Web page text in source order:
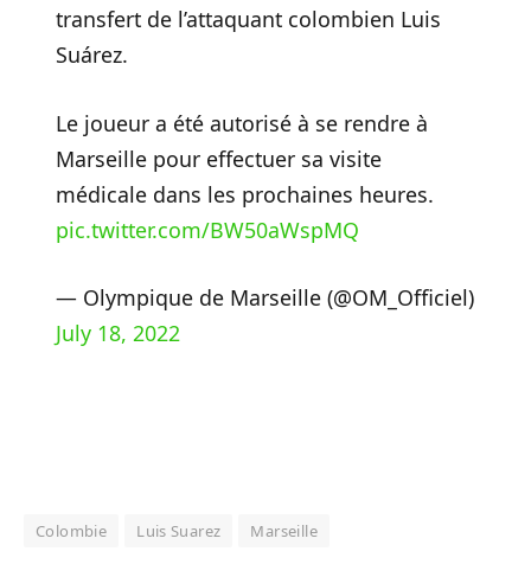
transfert de l’attaquant colombien Luis
Suárez.
Le joueur a été autorisé à se rendre à
Marseille pour effectuer sa visite
médicale dans les prochaines heures.
pic.twitter.com/BW50aWspMQ
— Olympique de Marseille (@OM_Officiel)
July 18, 2022
Colombie Luis Suarez Marseille